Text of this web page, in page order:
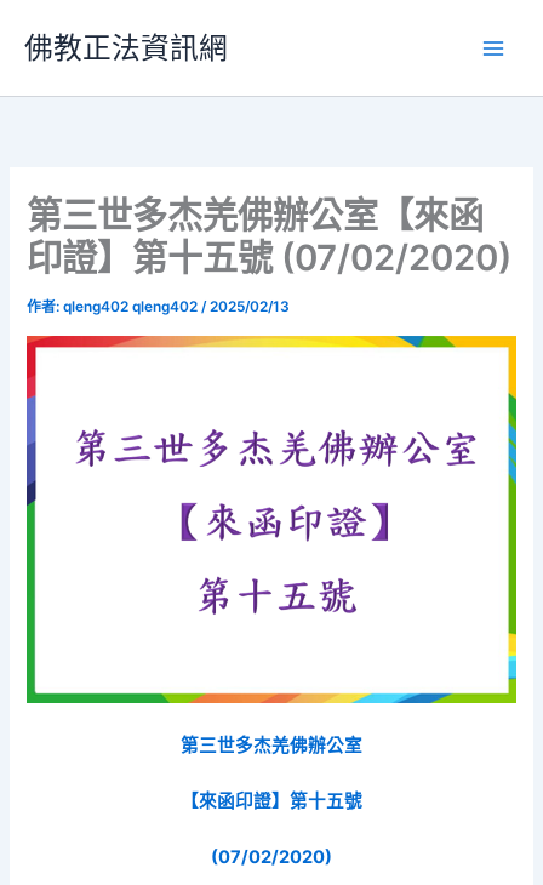
要
佛教正法資訊網
第三世多杰羌佛辦公室【來函
印證】第十五號 (07/02/2020)
作者:qleng402 qleng402/2025/02/13
第三世多杰羌佛辦公室
【來函印證】第十五號
(07/02/2020)